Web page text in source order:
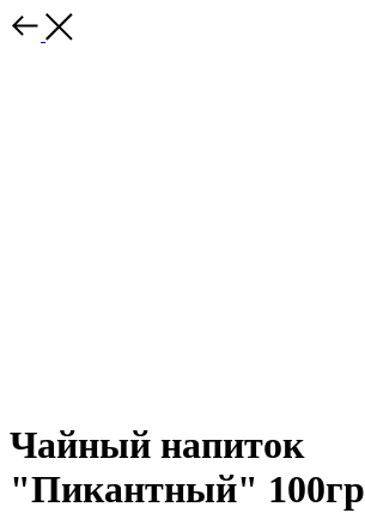
Чайный напиток
"Пикантный" 100гр